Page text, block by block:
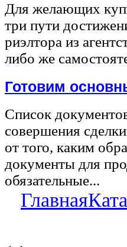
Для желающих
три пути
риэлтора из
либо же
Готовим
Список
совершения
от того, каким
документы для
обязательные...
Главная